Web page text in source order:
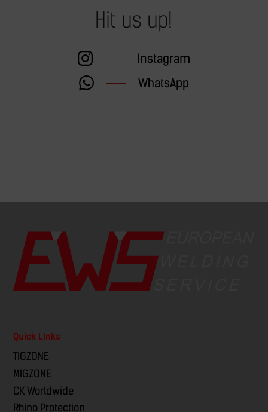
Hit us up!
Instagram
WhatsApp
Quick Links
TIGZONE
MIGZONE
CK Worldwide
Rhino Protection